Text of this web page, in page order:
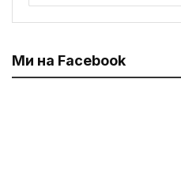
Ми на Facebook